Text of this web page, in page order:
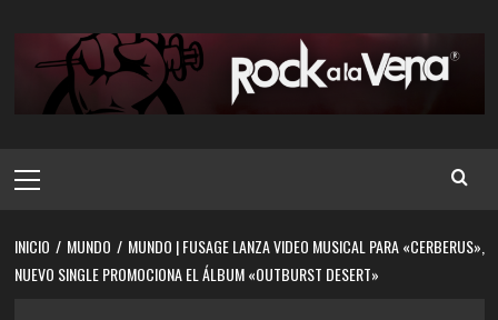
contenido
principal
INICIO MUNDO
MUNDO | FUSAGE LANZA VIDEO MUSICAL PARA «CERBERUS»,
NUEVO SINGLE PROMOCIONA EL ÁLBUM «OUTBURST DESERT»